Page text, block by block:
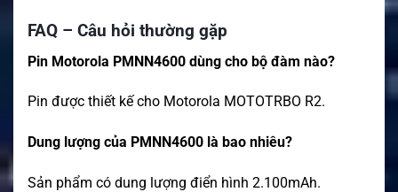
FAQ – Câu hỏi thường gặp
Pin Motorola PMNN4600 dùng cho bộ đàm nào?
Pin được thiết kế cho Motorola MOTOTRBO R2.
Dung lượng của PMNN4600 là bao nhiêu?
Sản phẩm có dung lượng điển hình 2.100mAh.